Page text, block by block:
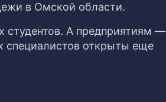
в Омской области.
студентов. А предприятиям —
специалистов открыты еще